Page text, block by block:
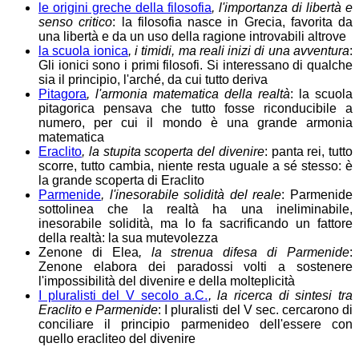
le origini greche della filosofia, l'importanza di libertà e
senso critico: la filosofia nasce in Grecia, favorita da
una libertà e da un uso della ragione introvabili altrove
la scuola ionica, i timidi, ma reali inizi di una avventura:
Gli ionici sono i primi filosofi. Si interessano di qualche
sia il principio, l'arché, da cui tutto deriva
Pitagora, l'armonia matematica della realtà: la scuola
pitagorica pensava che tutto fosse riconducibile a
numero, per cui il mondo è una grande armonia
matematica
Eraclito, la stupita scoperta del divenire: panta rei, tutto
scorre, tutto cambia, niente resta uguale a sé stesso: è
la grande scoperta di Eraclito
Parmenide, l'inesorabile solidità del reale: Parmenide
sottolinea che la realtà ha una ineliminabile,
inesorabile solidità, ma lo fa sacrificando un fattore
della realtà: la sua mutevolezza
Zenone di Elea, la strenua difesa di Parmenide:
Zenone elabora dei paradossi volti a sostenere
l'impossibilità del divenire e della molteplicità
I pluralisti del V secolo a.C., la ricerca di sintesi tra
Eraclito e Parmenide: I pluralisti del V sec. cercarono di
conciliare il principio parmenideo dell'essere con
quello eracliteo del divenire